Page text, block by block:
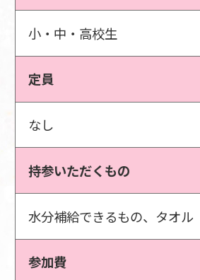
小・中・高校生
定員
なし
持参いただくもの
水分補給できるもの、タオル
参加費